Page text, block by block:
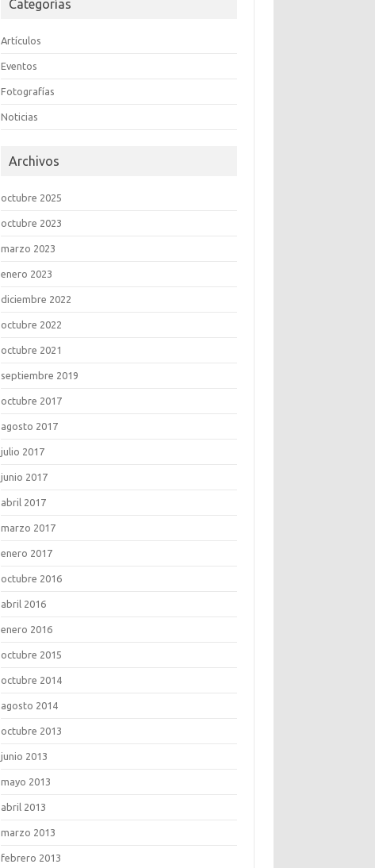
Categorías
Artículos
Eventos
Fotografías
Noticias
Archivos
octubre 2025
octubre 2023
marzo 2023
enero 2023
diciembre 2022
octubre 2022
octubre 2021
septiembre 2019
octubre 2017
agosto 2017
julio 2017
junio 2017
abril 2017
marzo 2017
enero 2017
octubre 2016
abril 2016
enero 2016
octubre 2015
octubre 2014
agosto 2014
octubre 2013
junio 2013
mayo 2013
abril 2013
marzo 2013
febrero 2013